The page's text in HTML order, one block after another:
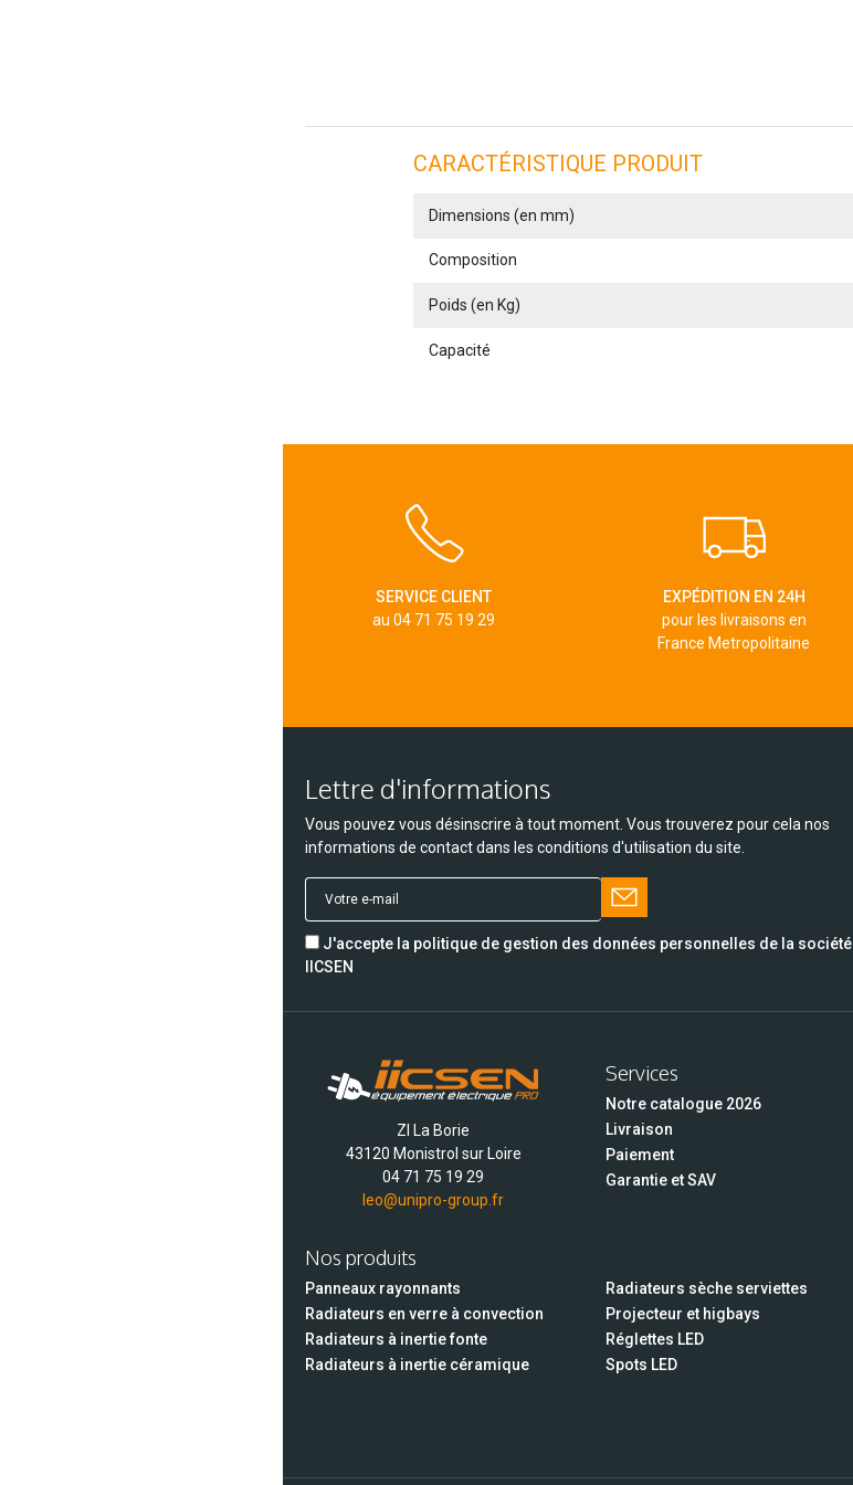
Coffrets de
CARACTÉRISTIQUE PRODUIT
Dimensions (en mm)
Composition
Poids (en Kg)
Capacité
SERVICE CLIENT
au 04 71 75 19 29
EXPÉDITION EN 24H
pour les livraisons en
France Metropolitaine
Lettre d'informations
Vous pouvez vous désinscrire à tout moment. Vous trouverez pour cela nos
informations de contact dans les conditions d'utilisation du site.
J'accepte la politique de gestion des données personnelles de la société
IICSEN
ZI La Borie
43120 Monistrol sur Loire
04 71 75 19 29
leo@unipro-group.fr
Services
Notre catalogue 2026
Livraison
Paiement
Garantie et SAV
Nos produits
Panneaux rayonnants
Radiateurs en verre à convection
Radiateurs à inertie fonte
Radiateurs à inertie céramique
Radiateurs sèche serviettes
Projecteur et higbays
Réglettes LED
Spots LED